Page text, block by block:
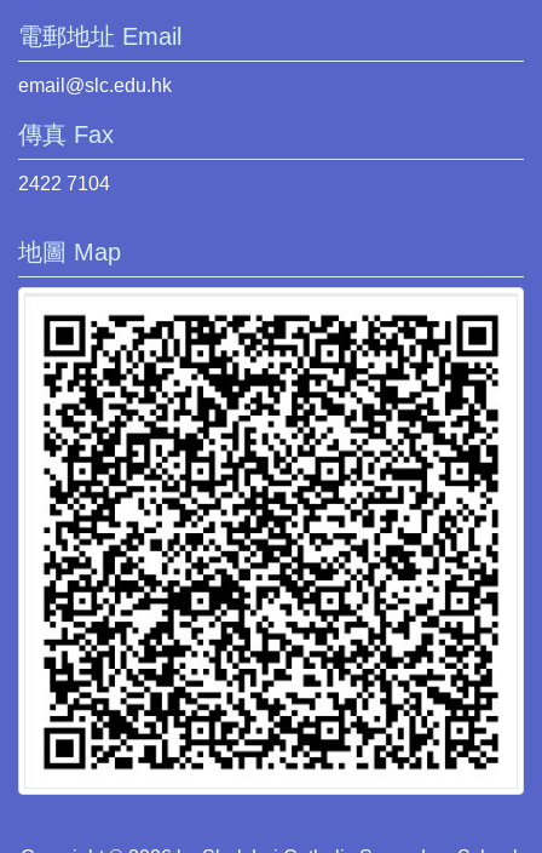
電郵地址 Email
email@slc.edu.hk
傳真 Fax
2422 7104
地圖 Map